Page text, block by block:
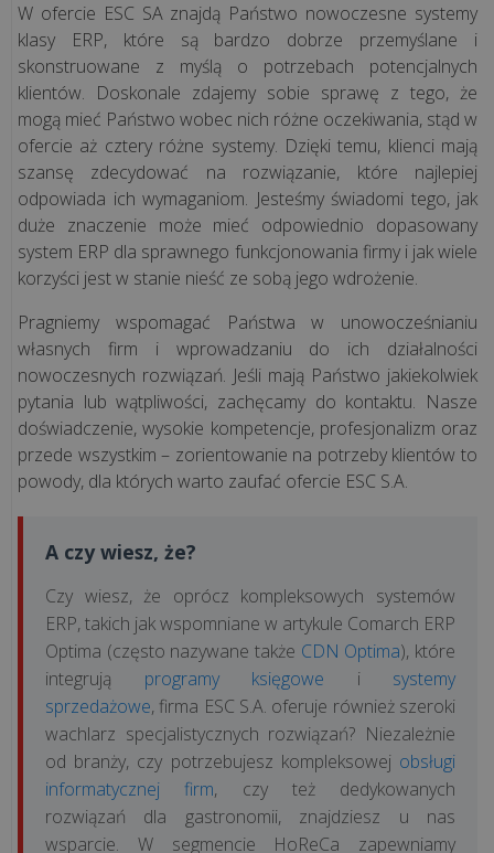
W ofercie ESC SA znajdą Państwo nowoczesne systemy
klasy ERP, które są bardzo dobrze przemyślane i
skonstruowane z myślą o potrzebach potencjalnych
klientów. Doskonale zdajemy sobie sprawę z tego, że
mogą mieć Państwo wobec nich różne oczekiwania, stąd w
ofercie aż cztery różne systemy. Dzięki temu, klienci mają
szansę zdecydować na rozwiązanie, które najlepiej
odpowiada ich wymaganiom. Jesteśmy świadomi tego, jak
duże znaczenie może mieć odpowiednio dopasowany
system ERP dla sprawnego funkcjonowania firmy i jak wiele
korzyści jest w stanie nieść ze sobą jego wdrożenie.
Pragniemy wspomagać Państwa w unowocześnianiu
własnych firm i wprowadzaniu do ich działalności
nowoczesnych rozwiązań. Jeśli mają Państwo jakiekolwiek
pytania lub wątpliwości, zachęcamy do kontaktu. Nasze
doświadczenie, wysokie kompetencje, profesjonalizm oraz
przede wszystkim – zorientowanie na potrzeby klientów to
powody, dla których warto zaufać ofercie ESC S.A.
A czy wiesz, że?
Czy wiesz, że oprócz kompleksowych systemów
ERP, takich jak wspomniane w artykule Comarch ERP
Optima (często nazywane także CDN Optima), które
integrują programy księgowe i systemy
sprzedażowe, firma ESC S.A. oferuje również szeroki
wachlarz specjalistycznych rozwiązań? Niezależnie
od branży, czy potrzebujesz kompleksowej obsługi
informatycznej firm, czy też dedykowanych
rozwiązań dla gastronomii, znajdziesz u nas
wsparcie. W segmencie HoReCa zapewniamy